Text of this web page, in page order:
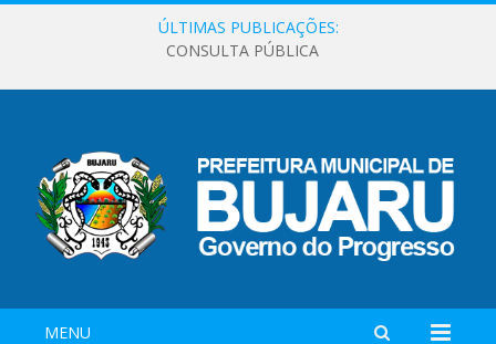
ÚLTIMAS PUBLICAÇÕES:
CONSULTA PÚBLICA
MENU